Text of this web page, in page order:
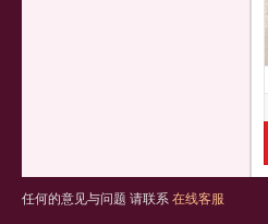
任何的意见与问题 请联系 在线客服